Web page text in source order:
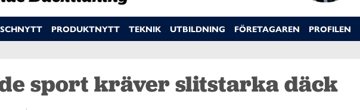
PRODUKTNYTT TEKNIK UTBILDNING FÖRETAGAREN PROFILEN
sport kräver slitstarka däck